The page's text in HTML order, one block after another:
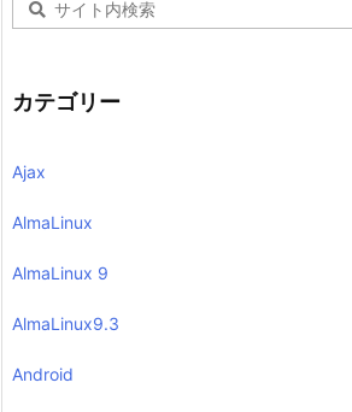
カテゴリー
Ajax
AlmaLinux
AlmaLinux 9
AlmaLinux9.3
Android